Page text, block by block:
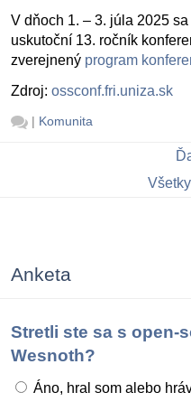
V dňoch 1. – 3. júla 2025
uskutoční 13. ročník
zverejnený program
Zdroj: ossconf.fri.uniza.sk
| Komunita
Anketa
Stretli ste sa s open-
Wesnoth?
Áno, hral som alebo